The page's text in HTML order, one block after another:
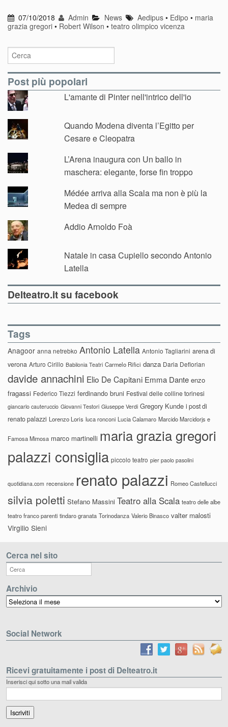
07/10/2018 Admin News Aedipus• Edipo • maria
grazia gregori • Robert Wilson • teatro olimpico vicenza
Post più popolari
L'amante di Pinter nell'intrico dell'io
Quando Modena diventa l’Egitto per
Cesare e Cleopatra
L’Arena inaugura con Un ballo in
maschera: elegante, forse fin troppo
Médée arriva alla Scala ma non è più la
Medea di sempre
Addio Arnoldo Foà
Natale in casa Cupiello secondo Antonio
Latella
Delteatro.it su facebook
Tags
Anagoor anna netrebko Antonio Latella Antonio Tagliarini arena di
verona Arturo Cirillo Babilonia Teatri Carmelo Rifici danza Daria Deflorian
davide annachini Elio De Capitani Emma Dante enzo
fragassi Federico Tiezzi ferdinando bruni Festival delle colline torinesi
giancarlo cauteruccio Giovanni Testori Giuseppe Verdi Gregory Kunde i post di
renato palazzi Lorenzo Loris luca ronconi Lucia Calamaro Marcido Marcidorjs e
Famosa Mimosa marco martinelli maria grazia gregori
palazzi consiglia piccolo teatro pier paolo pasolini
quotidiana.com recensione renato palazzi Romeo Castellucci
silvia poletti Stefano Massini Teatro alla Scala teatro delle albe
teatro franco parenti tindaro granata Torinodanza Valerio Binasco valter malosti
Virgilio Sieni
Cerca nel sito
Archivio
Archivio
Social Network
Ricevi gratuitamente i post di Delteatro.it
Inserisci qui sotto una mail valida